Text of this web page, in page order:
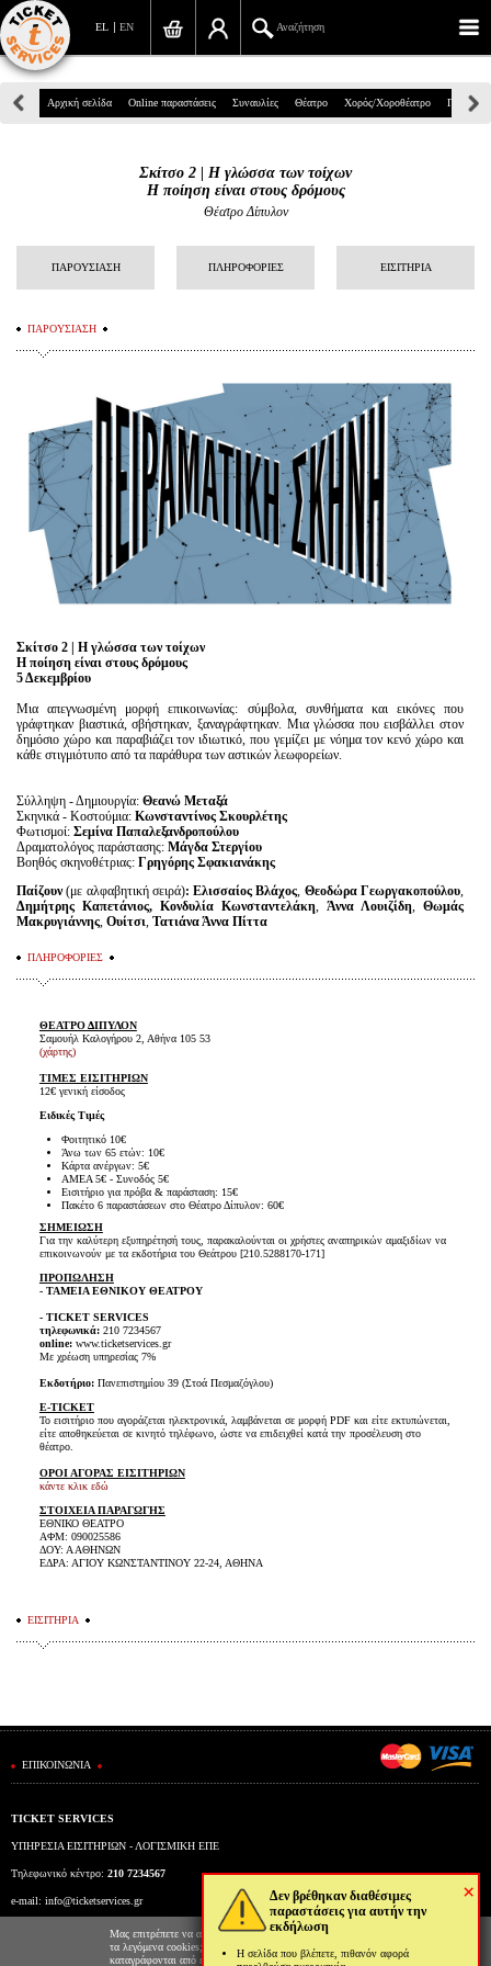
EN
EL Αναζήτηση
Πανεπιστημίου 39, Αθήνα
info@ticketservices.gr
Σύνδεση/Εγγραφή
Προσωπικά Δεδομένα
Πληροφορίες
Είσοδος διαχειριστή
Αρχική σελίδα Online παραστάσεις Συναυλίες Θέατρο Χορός/Χοροθέατρο Παιδικά
Σκίτσο 2 | Η γλώσσα των τοίχων
Η ποίηση είναι στους δρόμους
×
Δεν βρέθηκαν διαθέσιμες
παραστάσεις για αυτήν την
εκδήλωση
Η σελίδα που βλέπετε, πιθανόν αφορά
Θέατρο Δίπυλον
ΠΑΡΟΥΣΙΑΣΗ ΠΛΗΡΟΦΟΡΙΕΣ ΕΙΣΙΤΗΡΙΑ
ΠΑΡΟΥΣΙΑΣΗ
Σκίτσο 2 | Η γλώσσα των τοίχων
Η ποίηση είναι στους δρόμους
5 Δεκεμβρίου
Μια απεγνωσμένη μορφή επικοινωνίας: σύμβολα, συνθήματα και εικόνες που
γράφτηκαν βιαστικά, σβήστηκαν, ξαναγράφτηκαν. Μια γλώσσα που εισβάλλει στον
δημόσιο χώρο και παραβιάζει τον ιδιωτικό, που γεμίζει με νόημα τον κενό χώρο και
κάθε στιγμιότυπο από τα παράθυρα των αστικών λεωφορείων.
Σύλληψη - Δημιουργία: Θεανώ Μεταξά
Σκηνικά - Κοστούμια: Κωνσταντίνος Σκουρλέτης
Φωτισμοί: Σεμίνα Παπαλεξανδροπούλου
Δραματολόγος παράστασης: Μάγδα Στεργίου
Βοηθός σκηνοθέτριας: Γρηγόρης Σφακιανάκης
Παίζουν(με αλφαβητική σειρά): Ελισσαίος Βλάχος Θεοδώρα Γεωργακοπούλου
Δημήτρης Καπετάνιος, Κονδυλία Κωνσταντελάκη Άννα Λουιζίδη
Θωμάς
Μακρυγιάννης Ουίτσι Τατιάνα Άννα Πίττα
ΠΛΗΡΟΦΟΡΙΕΣ
ΘΕΑΤΡΟ ΔΙΠΥΛΟΝ
Σαμουήλ Καλογήρου 2, Αθήνα 105 53
(χάρτης)
ΤΙΜΕΣ ΕΙΣΙΤΗΡΙΩΝ
12€ γενική είσοδος
Ειδικές Τιμές
Φοιτητικό 10€
Άνω των 65 ετών: 10€
Κάρτα ανέργων: 5€
ΑΜΕΑ 5€ - Συνοδός 5€
Εισιτήριο για πρόβα & παράσταση: 15€
Πακέτο 6 παραστάσεων στο Θέατρο Δίπυλον: 60€
ΣΗΜΕΙΩΣΗ
Για την καλύτερη εξυπηρέτησή τους, παρακαλούνται οι χρήστες αναπηρικών αμαξιδίων να
επικοινωνούν με τα εκδοτήρια του Θεάτρου [210.5288170-171]
ΠΡΟΠΩΛΗΣΗ
- ΤΑΜΕΙΑ ΕΘΝΙΚΟΥ ΘΕΑΤΡΟΥ
- TICKET SERVICES
τηλεφωνικά:210 7234567
online:www.ticketservices.gr
Με χρέωση υπηρεσίας 7%
Εκδοτήριο:Πανεπιστημίου 39 (Στοά Πεσμαζόγλου)
E-TICKET
Το εισιτήριο που αγοράζεται ηλεκτρονικά, λαμβάνεται σε μορφή PDF και είτε εκτυπώνεται,
είτε αποθηκεύεται σε κινητό τηλέφωνο, ώστε να επιδειχθεί κατά την προσέλευση στο
θέατρο.
ΟΡΟΙ ΑΓΟΡΑΣ ΕΙΣΙΤΗΡΙΩΝ
κάντε κλικ εδώ
ΣΤΟΙΧΕΙΑ ΠΑΡΑΓΩΓΗΣ
ΕΘΝΙΚΟ ΘΕΑΤΡΟ
ΑΦΜ: 090025586
ΔΟΥ: Α ΑΘΗΝΩΝ
ΕΔΡΑ: ΑΓΙΟΥ ΚΩΝΣΤΑΝΤΙΝΟΥ 22-24, ΑΘΗΝΑ
ΕΙΣΙΤΗΡΙΑ
ΕΠΙΚΟΙΝΩΝΙΑ
TICKET SERVICES
ΥΠΗΡΕΣΙΑ ΕΙΣΙΤΗΡΙΩΝ - ΛΟΓΙΣΜΙΚΗ ΕΠΕ
Τηλεφωνικό κέντρο: 210 7234567
e-mail: info@ticketservices.gr
Εκδοτήριο: Πανεπιστημίου 39 (Στοά Πεσμαζόγλου), Αθήνα
Ώρες λειτουργίας εκδοτηρίου: Δευ-Παρ: 9πμ-5μμ
Μας επιτρέπετε να αποθηκεύουμε στον φυλλομετρητή σας
τα λεγόμενα cookies; Με αυτόν τον τρόπο θα
καταγράφονται από εμάς και τρίτες συνεργαζόμενες